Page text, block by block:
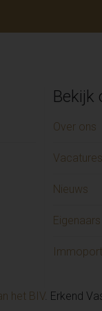
Bekijk
Over ons
Vacatures
Nieuws
het BIV. Erkend